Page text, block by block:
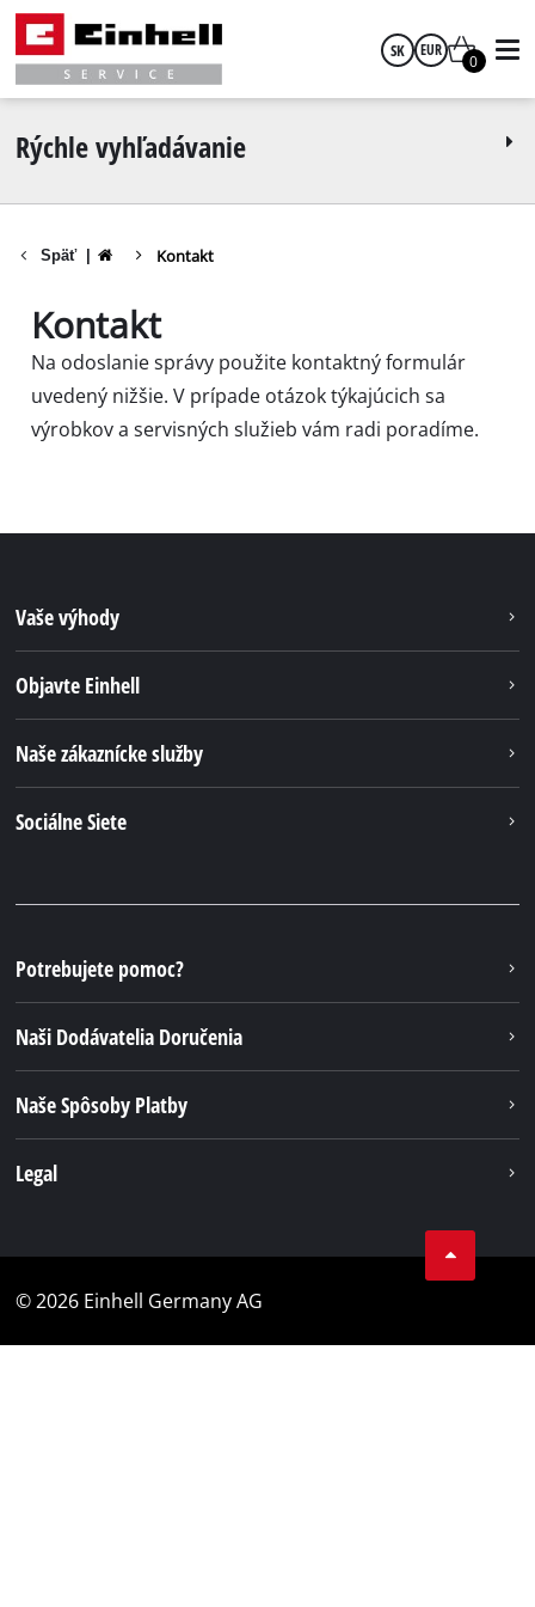
SK EUR
GBP
HUF
CZK
0
Rýchle vyhľadávanie
Späť Kontakt
Kontakt
Na odoslanie správy použite kontaktný formulár
uvedený nižšie. V prípade otázok týkajúcich sa
výrobkov a servisných služieb vám radi poradíme.
Vaše výhody
Objavte Einhell
Naše zákaznícke služby
Sociálne Siete
Potrebujete pomoc?
Naši Dodávatelia Doručenia
Naše Spôsoby Platby
Legal
© 2026 Einhell Germany AG